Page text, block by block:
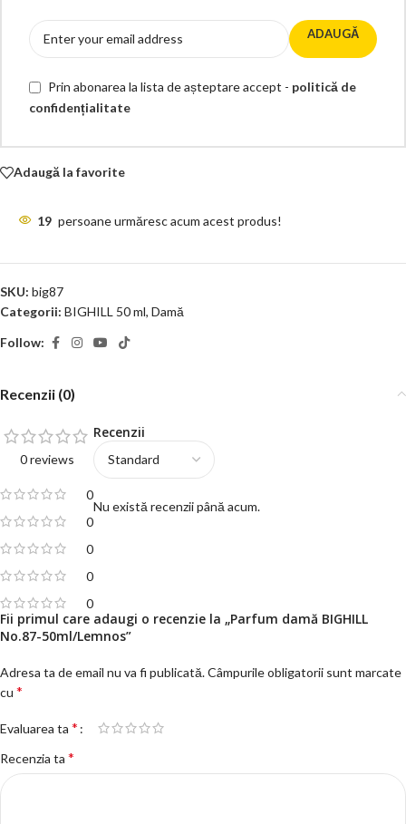
ADAUGĂ
Prin abonarea la lista de așteptare accept - politică de
confidențialitate
Adaugă la favorite
19 persoane urmăresc acum acest produs!
SKU: big87
Categorii: BIGHILL 50 ml, Damă
Follow:
Recenzii (0)
0 reviews
0
0
0
0
0
Recenzii
Nu există recenzii până acum.
Fii primul care adaugi o recenzie la „Parfum damă BIGHILL
No.87-50ml/Lemnos”
Adresa ta de email nu va fi publicată.Câmpurile obligatorii sunt marcate
cu *
Evaluarea ta *
Recenzia ta *